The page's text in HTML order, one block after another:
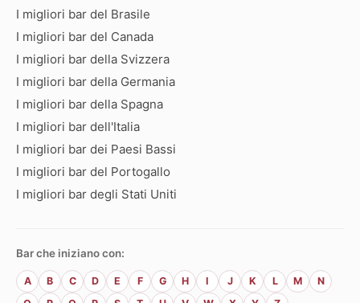
I migliori bar del Brasile
I migliori bar del Canada
I migliori bar della Svizzera
I migliori bar della Germania
I migliori bar della Spagna
I migliori bar dell'Italia
I migliori bar dei Paesi Bassi
I migliori bar del Portogallo
I migliori bar degli Stati Uniti
Bar che iniziano con:
A B C D E F G H I J K L M
N